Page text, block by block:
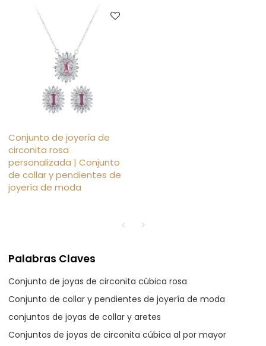
Conjunto de joyería de
circonita rosa
personalizada | Conjunto
de collar y pendientes de
joyería de moda
Palabras Claves
Conjunto de joyas de circonita cúbica rosa
Conjunto de collar y pendientes de joyería de moda
conjuntos de joyas de collar y aretes
Conjuntos de joyas de circonita cúbica al por mayor